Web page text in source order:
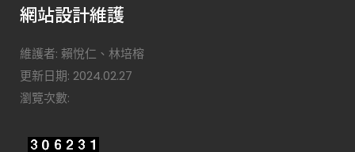
網站設計維護
維護者: 賴悅仁、林培榕
更新日期: 2024.02.27
瀏覽次數: